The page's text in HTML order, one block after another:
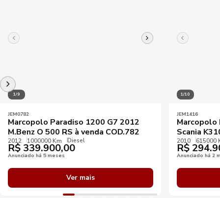
1/9
JEM0782
Marcopolo Paradiso 1200 G7 2012
M.Benz O 500 RS à venda COD.782
2012 1000000 Km Diesel
R$ 339.900,00
Anunciado há 5 meses
Ver mais
1/10
JEM1416
Marcopolo
Scania
2010 615000
R$
Anunciado há 2